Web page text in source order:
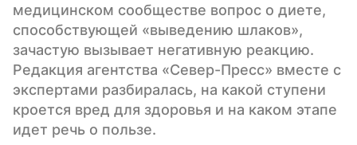
медицинском сообществе вопрос о диете,
способствующей «выведению шлаков»,
зачастую вызывает негативную реакцию.
Редакция агентства «Север-Пресс» вместе с
экспертами разбиралась, на какой ступени
кроется вред для здоровья и на каком этапе
идет речь о пользе.